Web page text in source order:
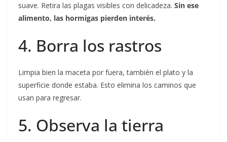
suave. Retira las plagas visibles con delicadeza. Sin ese
alimento, las hormigas pierden interés.
4. Borra los rastros
Limpia bien la maceta por fuera, también el plato y la
superficie donde estaba. Esto elimina los caminos que
usan para regresar.
5. Observa la tierra